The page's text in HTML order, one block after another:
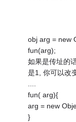
obj arg = new
fun(arg);
如果是传址的
是1, 你可以改
....
fun( arg){
arg = new
}